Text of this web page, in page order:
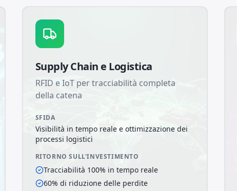
Supply Chain e Logistica
RFID e IoT per tracciabilità completa
della catena
SFIDA
Visibilità in tempo reale e ottimizzazione dei
processi logistici
RITORNO SULL'INVESTIMENTO
Tracciabilità 100% in tempo reale
60% di riduzione delle perdite